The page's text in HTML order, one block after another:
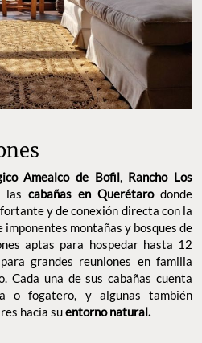
Amealco de Bofil, Rancho Los
las cabañas en Querétaro donde
y de conexión directa con la
imponentes montañas y bosques de
aptas para hospedar hasta 12
grandes reuniones en familia
Cada una de sus cabañas cuenta
o fogatero, y algunas también
hacia suentorno natural.